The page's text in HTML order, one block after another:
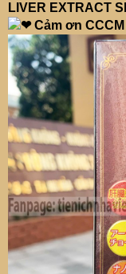
LIVER EXTRACT
Cảm ơn